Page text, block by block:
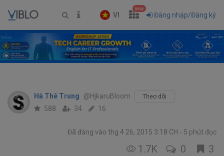
VI
new
Đăng nhập/Đăng ký
Hà Thê Trung @HjkaruBloom Theo dõi
588 34 16
Đã đăng vào thg 4 26, 2015 3:18 CH 5 phút đọc
1.7K 0 3